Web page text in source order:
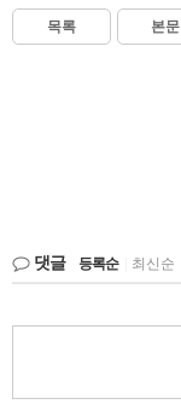
목록 본문
댓글 등록순 최신순